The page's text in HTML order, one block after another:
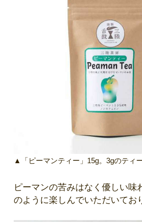
▲「ピーマンティー」15g。3gのティ
ピーマンの苦みはなく優しい味
のように楽しんでいただいてお